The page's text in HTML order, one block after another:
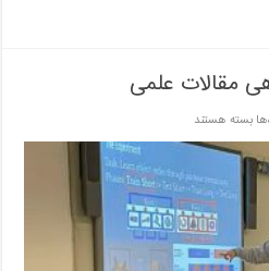
مقالات علمی
برای
نکات
مهم
در
ارائه
شفاهی
مقالات
علمی
بسته هستند